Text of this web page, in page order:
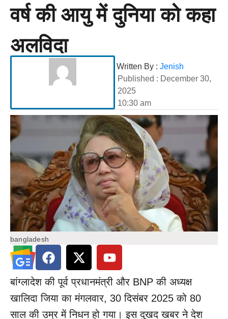
वर्ष की आयु में दुनिया को कहा
अलविदा
Written By : Jenish
Published : December 30,
2025
10:30 am
bangladesh
बांग्लादेश की पूर्व प्रधानमंत्री और BNP की अध्यक्ष
खालिदा जिया का मंगलवार, 30 दिसंबर 2025 को 80
साल की उम्र में निधन हो गया। इस दुखद खबर ने देश